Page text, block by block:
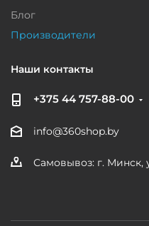
Блог
Производители
Наши контакты
+375 44 757-88-00
info@360shop.by
Самовывоз: г. Минск,